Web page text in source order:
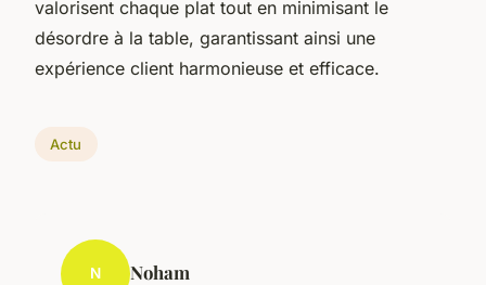
valorisent chaque plat tout en minimisant le
désordre à la table, garantissant ainsi une
expérience client harmonieuse et efficace.
Actu
N Noham